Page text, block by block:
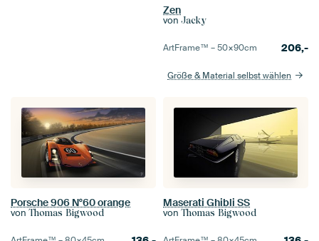
Zen
von Jacky
ArtFrame™ –50×90cm 206,-
Größe & Material selbst wählen
Porsche 906 N°60 orange
von Thomas Bigwood
Maserati Ghibli SS
von Thomas Bigwood